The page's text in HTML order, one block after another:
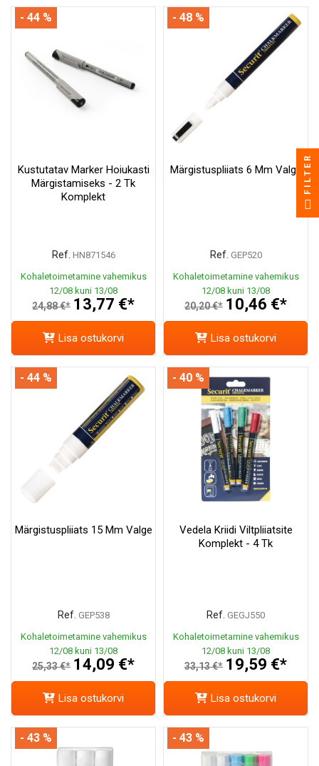
Kustutatav Marker Hoiukasti
Märgistamiseks - 2 Tk
Komplekt
Ref. HN871546
Kohaletoimetamine vahemikus
12/08 kuni 13/08
24,88 €* 13,77 €*
- 44 %
Lisa ostukorvi
Märgistuspliiats 6 Mm Valge
Ref. GEP520
Kohaletoimetamine vahemikus
12/08 kuni 13/08
20,20 €* 10,46 €*
- 48 %
Lisa ostukorvi
Märgistuspliiats 15 Mm Valge
Ref. GEP538
Kohaletoimetamine vahemikus
12/08 kuni 13/08
25,33 €* 14,09 €*
- 44 %
Lisa ostukorvi
Vedela Kriidi Viltpliiatsite
Komplekt - 4 Tk
Ref. GEGJ550
Kohaletoimetamine vahemikus
12/08 kuni 13/08
33,13 €* 19,59 €*
- 40 %
Lisa ostukorvi
- 43 % - 43 %
FILTER